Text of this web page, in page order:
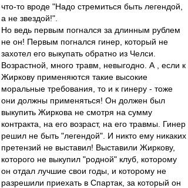
что-то вроде "Надо стремиться быть легендой,
а не звездой!".
Но ведь первым погнался за длинным рублем
не он! Первым погнался гинер, который не
захотел его выкупать обратно из Челси.
Возрастной, много травм, невыгодно. А , если к
Жиркову применяются такие высокие
моральные требования, то и к гинеру - тоже
они должны применяться! Он должен был
выкупить Жиркова не смотря на сумму
контракта, на его возраст, на его травмы. Гинер
решил не быть "легендой". И никто ему никаких
претензий не выставил! Выставили Жиркову,
которого не выкупил "родной" клуб, которому
он отдал лучшие свои годы, и которому не
разрешили приехать в Спартак, за который он